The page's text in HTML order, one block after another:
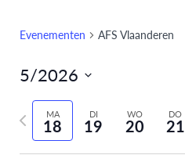
Evenementen AFS Vlaanderen
5/2026
Selecteer
datumMA
18
DI
19
WO
20
DO
21
vorige
week